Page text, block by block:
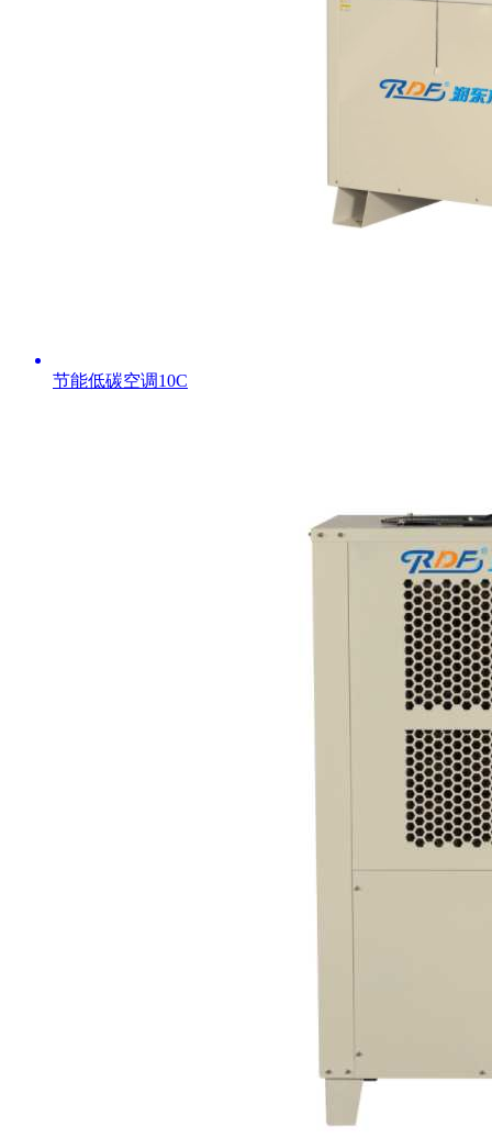
节能低碳空调10C